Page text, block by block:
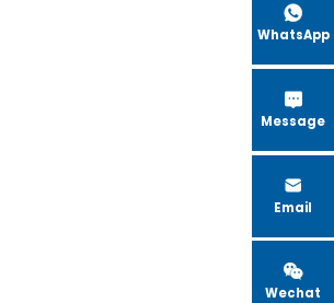

WhatsApp

Message

Email

Wechat